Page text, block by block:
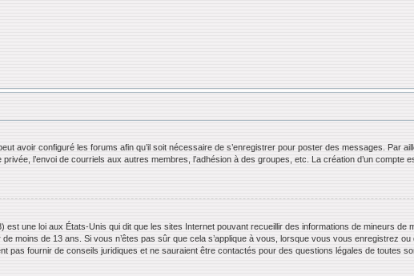
avoir configuré les forums afin qu’il soit nécessaire de s’enregistrer pour poster des messages. Par
l’envoi de courriels aux autres membres, l’adhésion à des groupes, etc. La création d’un compte
est une loi aux États-Unis qui dit que les sites Internet pouvant recueillir des informations de mineurs
moins de 13 ans. Si vous n’êtes pas sûr que cela s’applique à vous, lorsque vous vous enregistrez
pas fournir de conseils juridiques et ne sauraient être contactés pour des questions légales de toutes